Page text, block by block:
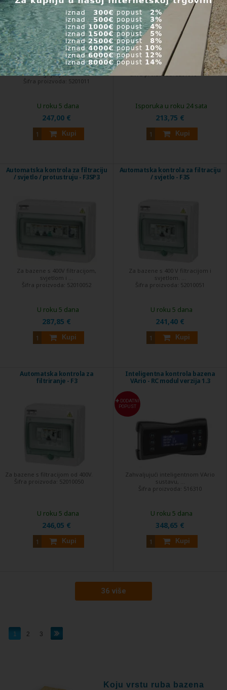
Za bazene sa 230V filtracijom i el.
grijanje ...
Šifra proizvoda: 5201011
247,00 €
Kupi
U roku 5 dana
Za bazene s filtracijom od 230 V.
Šifra proizvoda:5201010
213,75 €
Kupi
Isporuka u roku 24 sata
Automatska kontrola za filtraciju
/ svjetlo / protustruju - F3SP3
Za bazene s 400V filtracijom,
svjetlom i ...
Šifra proizvoda: 52010052
287,85 €
Kupi
U roku 5 dana
Automatska kontrola za filtraciju
/ svjetlo - F3S
Za bazene s 400 V filtracijom i
svjetlom. ...
Šifra proizvoda: 52010051
241,40 €
Kupi
U roku 5 dana
Automatska kontrola za
filtriranje - F3
Za bazene s filtracijom od 400V.
Šifra proizvoda: 52010050
246,05 €
Kupi
U roku 5 dana
Inteligentna kontrola bazena
VArio - RC modul verzija 1.3
DODATNI
POPUST
Zahvaljujući inteligentnom VArio
sustavu, ...
Šifra proizvoda: 516310
348,65 €
Kupi
U roku 5 dana
36 više
1 2 3
Koju vrstu ruba bazena